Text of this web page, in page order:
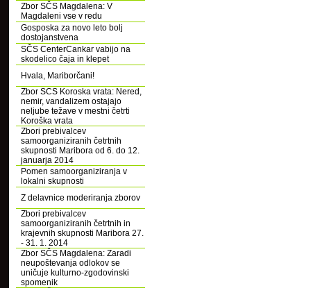
Zbor SČS Magdalena: V
Magdaleni vse v redu
Gosposka za novo leto bolj
dostojanstvena
SČS CenterCankar vabijo na
skodelico čaja in klepet
Hvala, Mariborčani!
Zbor SCS Koroska vrata: Nered,
nemir, vandalizem ostajajo
neljube težave v mestni četrti
Koroška vrata
Zbori prebivalcev
samoorganiziranih četrtnih
skupnosti Maribora od 6. do 12.
januarja 2014
Pomen samoorganiziranja v
lokalni skupnosti
Z delavnice moderiranja zborov
Zbori prebivalcev
samoorganiziranih četrtnih in
krajevnih skupnosti Maribora 27.
- 31. 1. 2014
Zbor SČS Magdalena: Zaradi
neupoštevanja odlokov se
uničuje kulturno-zgodovinski
spomenik